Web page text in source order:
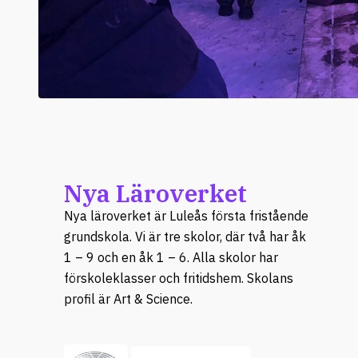
Nya Läroverket
Nya läroverket är Luleås första fristående
grundskola. Vi är tre skolor, där två har åk
1 – 9 och en åk 1 – 6. Alla skolor har
förskoleklasser och fritidshem. Skolans
profil är Art & Science.